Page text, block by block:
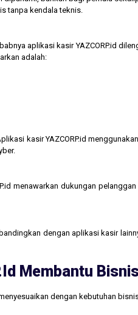
tanpa kendala teknis.
aplikasi kasir YAZCORP.id
adalah:
kasir YAZCORP.id
menawarkan dukungan
dengan aplikasi kasir
Membantu
dengan kebutuhan